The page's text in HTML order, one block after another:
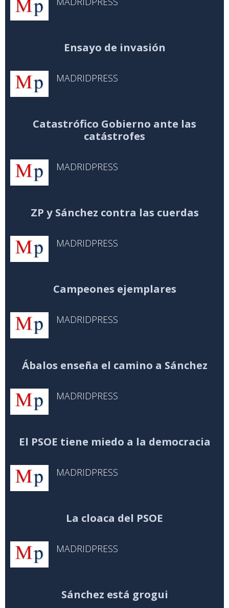
Ensayo de invasión
MADRIDPRESS
Catastrófico Gobierno ante las
catástrofes
MADRIDPRESS
ZP y Sánchez contra las cuerdas
MADRIDPRESS
Campeones ejemplares
MADRIDPRESS
Ábalos enseña el camino a Sánchez
MADRIDPRESS
El PSOE tiene miedo a la democracia
MADRIDPRESS
La cloaca del PSOE
MADRIDPRESS
Sánchez está grogui